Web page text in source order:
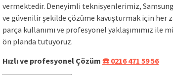
vermektedir. Deneyimli teknisyenlerimiz,
ve güvenilir şekilde çözüme kavuşturmak için her
parça kullanımı ve profesyonel yaklaşımımız ile
ön planda tutuyoruz.
Hızlı ve profesyonel Çözüm ☎️ 0216 471 59 56